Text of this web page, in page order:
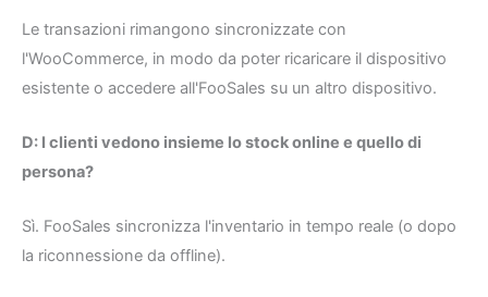
Le transazioni rimangono sincronizzate con
l'WooCommerce, in modo da poter ricaricare il dispositivo
esistente o accedere all'FooSales su un altro dispositivo.
D: I clienti vedono insieme lo stock online e quello di
persona?
Sì. FooSales sincronizza l'inventario in tempo reale (o dopo
la riconnessione da offline).